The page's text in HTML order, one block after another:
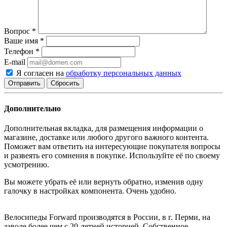
Вопрос *
Ваше имя *
Телефон *
E-mail
Я согласен на обработку персональных данных
Сбросить
Дополнительно
Дополнительная вкладка, для размещения информации о
магазине, доставке или любого другого важного контента.
Поможет вам ответить на интересующие покупателя вопросы
и развеять его сомнения в покупке. Используйте её по своему
усмотрению.
Вы можете убрать её или вернуть обратно, изменив одну
галочку в настройках компонента. Очень удобно.
Велосипеды Forward производятся в России, в г. Перми, на